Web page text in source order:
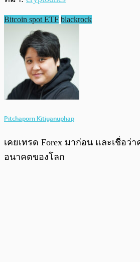
Bitcoin spot ETF blackrock
Pitchaporn Kitiyanuphap
เคยเทรด Forex มาก่อน และเชื่อว่
อนาคตของโลก